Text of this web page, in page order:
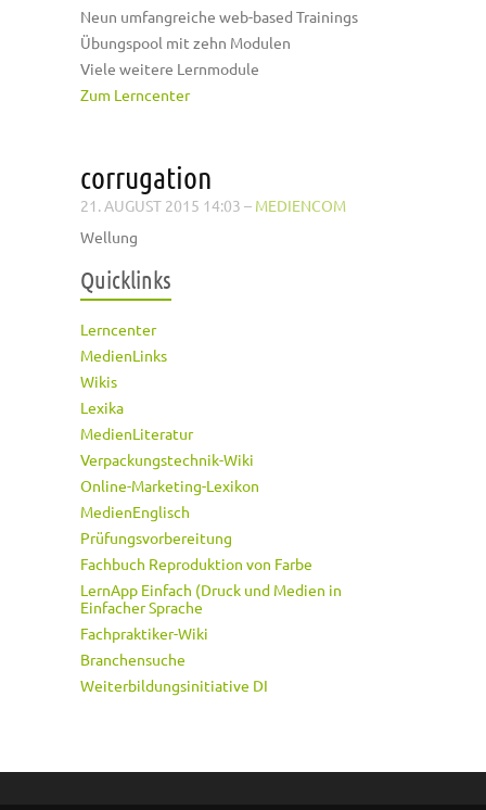
Neun umfangreiche web-based Trainings
Übungspool mit zehn Modulen
Viele weitere Lernmodule
Zum Lerncenter
corrugation
21. AUGUST 2015 14:03 – MEDIENCOM
Wellung
Quicklinks
Lerncenter
MedienLinks
Wikis
Lexika
MedienLiteratur
Verpackungstechnik-Wiki
Online-Marketing-Lexikon
MedienEnglisch
Prüfungsvorbereitung
Fachbuch Reproduktion von Farbe
LernApp Einfach (Druck und Medien in
Einfacher Sprache
Fachpraktiker-Wiki
Branchensuche
Weiterbildungsinitiative DI